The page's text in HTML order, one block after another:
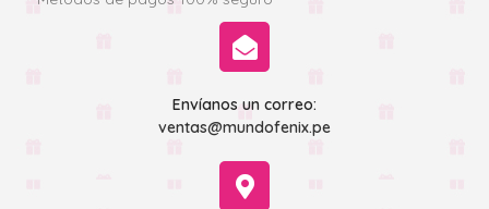
Envíanos un correo:
ventas@mundofenix.pe